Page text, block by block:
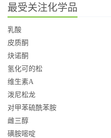
最受关注化学品
乳酸
皮质酮
炔诺酮
氢化可的松
维生素A
泼尼松龙
对甲苯硫酰苯胺
雌三醇
磺胺嘧啶